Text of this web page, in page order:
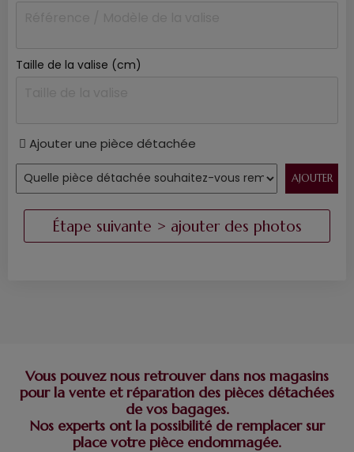
Taille de la valise (cm)
Ajouter une pièce détachée
Vous pouvez nous retrouver dans nos magasins
pour la vente et réparation des pièces détachées
de vos bagages.
Nos experts ont la possibilité de remplacer sur
place votre pièce endommagée.